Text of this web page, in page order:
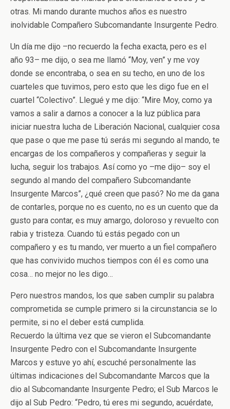
otras. Mi mando durante muchos años es nuestro
inolvidable Compañero Subcomandante Insurgente Pedro.
Un día me dijo –no recuerdo la fecha exacta, pero es el
año 93– me dijo, o sea me llamó “Moy, ven” y me voy
donde se encontraba, o sea en su techo, en uno de los
cuarteles que tuvimos, pero esto que les digo fue en el
cuartel “Colectivo”. Llegué y me dijo: “Mire Moy, como ya
vamos a salir a darnos a conocer a la luz pública para
iniciar nuestra lucha de Liberación Nacional, cualquier cosa
que pase o que me pase tú serás mi segundo al mando, te
encargas de los compañeros y compañeras y seguir la
lucha, seguir los trabajos. Así como yo –me dijo– soy el
segundo al mando del compañero Subcomandante
Insurgente Marcos”, ¿qué creen que pasó? No me da gana
de contarles, porque no es cuento, no es un cuento que da
gusto para contar, es muy amargo, doloroso y revuelto con
rabia y tristeza. Cuando tú estás pegado con un
compañero y es tu mando, ver muerto a un fiel compañero
que has convivido muchos tiempos con él es como una
cosa… no mejor no les digo…
Pero nuestros mandos, los que saben cumplir su palabra
comprometida se cumple primero si la circunstancia se lo
permite, si no el deber está cumplida.
Recuerdo la última vez que se vieron el Subcomandante
Insurgente Pedro con el Subcomandante Insurgente
Marcos y estuve yo ahí, escuché personalmente las
últimas indicaciones del Subcomandante Marcos que la
dio al Subcomandante Insurgente Pedro; el Sub Marcos le
dijo al Sub Pedro: “Pedro, tú eres mi segundo, acuérdate,